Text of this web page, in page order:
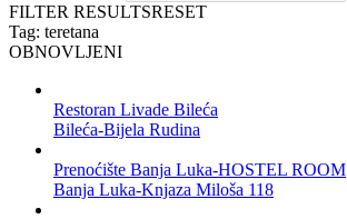
FILTER RESULTSRESET
Tag: teretana
OBNOVLJENI
Restoran Livade Bileća
Bileća-Bijela Rudina
Prenoćište Banja Luka-HOSTEL ROOM
Banja Luka-Knjaza Miloša 118